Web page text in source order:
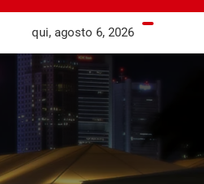
qui, agosto 6, 2026